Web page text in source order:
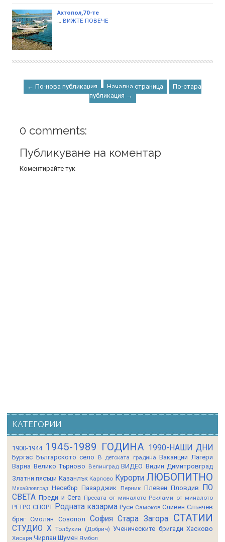
Ахтопол,70-те
ВИЖТЕ ПОВЕЧЕ
← По-нова публикация Начална страница
По-стара
публикация →
0 comments:
Публикуване на коментар
Коментирайте тук
КАТЕГОРИИ
1900-1944 1945-1989 ГОДИНА 1990-НАШИ ДНИ
Бургас Българското село В детската градина Ваканции Лагери
Варна Велико Търново Велинград ВИДЕО Видин Димитровград
Златни пясъци Казанлък Карлово Курорти ЛЮБОПИТНО
Михайловград Несебър Пазарджик Перник Плевен Пловдив
ПО
СВЕТА Преди и Сега Пресата от миналото Реклами от миналото
РЕТРО СПОРТ Родната казарма Русе Самоков Сливен Слънчев
бряг Смолян Созопол София Стара Загора СТАТИИ
СТУДИО Х Толбухин (Добрич) Ученическите бригади Хасково
Хисаря Чирпан Шумен Ямбол